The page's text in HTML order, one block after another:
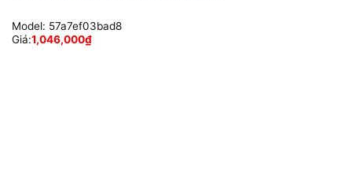
Model: 57a7ef03bad8
Giá:1,046,000₫